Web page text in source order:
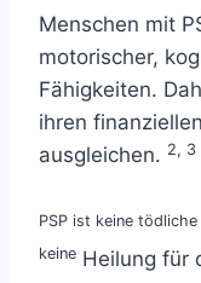
Menschen mit
motorischer,
Fähigkeiten.
ihren
ausgleichen. 2, 3
PSP ist keine
keine Heilung für